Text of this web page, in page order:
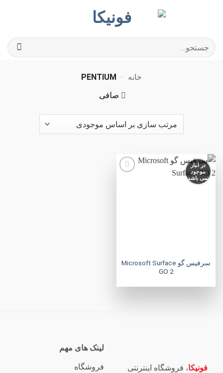
جستجو
برای:
خانه -
PENTIUM
صافی
در انبار
موجود
نمی باشد
سرفیس گو Microsoft Surface
GO 2
فونیکا، فروشگاه اینترنتی
لینک های مهم
فروشگاه